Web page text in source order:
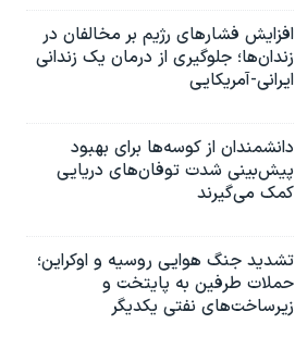
افزایش فشارهای رژیم بر مخالفان در
زندان‌ها؛ جلوگیری از درمان یک زندانی
ایرانی-آمریکایی
دانشمندان از کوسه‌ها برای بهبود
پیش‌بینی شدت توفان‌های دریایی
کمک می‌گیرند
تشدید جنگ هوایی روسیه و اوکراین؛
حملات طرفین به پایتخت‌ و
زیرساخت‌های نفتی یکدیگر